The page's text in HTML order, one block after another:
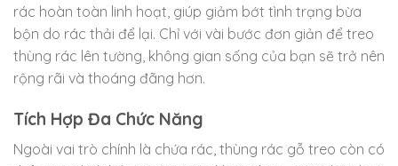
rác hoàn toàn linh hoạt, giúp giảm bớt tình trạng bừa
bộn do rác thải để lại. Chỉ với vài bước đơn giản để treo
thùng rác lên tường, không gian sống của bạn sẽ trở nên
rộng rãi và thoáng đãng hơn.
Tích Hợp Đa Chức Năng
Ngoài vai trò chính là chứa rác, thùng rác gỗ treo còn có